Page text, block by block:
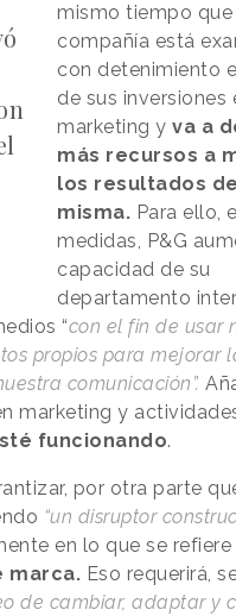
mismo tiempo que
compañía está
con detenimiento
de sus inversiones
marketing yva a
más recursos a
los resultados
misma. Para ello,
medidas, P&G
capacidad de su
departamento
“con el fin de usar
propios para mejorar
comunicación”.
marketing y
funcionando.
por otra parte
“un disruptor
en lo que se refiere
marca. Eso requerirá,
de cambiar, adaptar y